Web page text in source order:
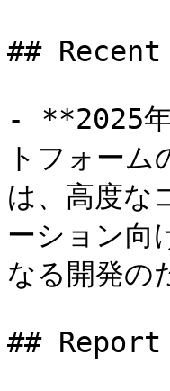
## Recent
- **2025年
トフォー
は、高度な
ーション向
なる開発の
## Report